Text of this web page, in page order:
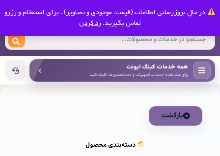
در حال بروزرسانی اطلاعات (قیمت، موجودی و تصاویر) . برای استعلام و رزرو
تماس بگیرید. رد کردن
کینگ ایونت
همه خدمات کینگ ایونت
برای مشاهده خدمات، تجهیزات و دسته‌بندی‌ها کلیک کنید
بازگشت
دسته‌بندی محصول